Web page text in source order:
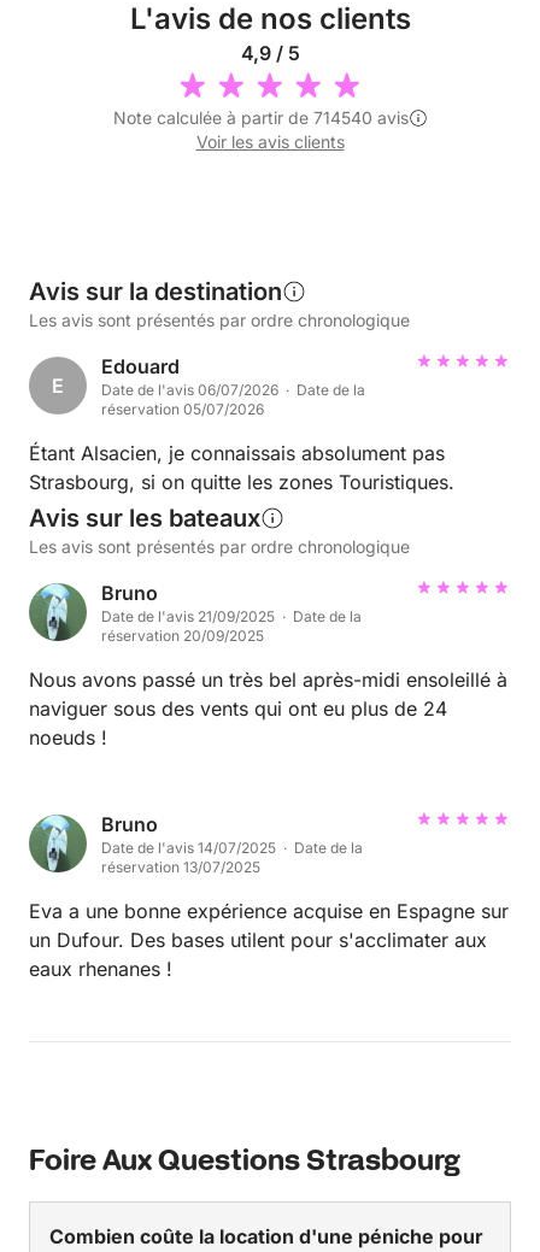
L'avis de nos clients
4,9 / 5
Note calculée à partir de 714540 avis
Voir les avis clients
Avis sur la destination
Les avis sont présentés par ordre chronologique
E
Edouard
Date de l'avis 06/07/2026 · Date de la
réservation 05/07/2026
Étant Alsacien, je connaissais absolument pas
Strasbourg, si on quitte les zones Touristiques.
Avis sur les bateaux
Les avis sont présentés par ordre chronologique
Bruno
Date de l'avis 21/09/2025 · Date de la
réservation 20/09/2025
Nous avons passé un très bel après-midi ensoleillé à
naviguer sous des vents qui ont eu plus de 24
noeuds !
Bruno
Date de l'avis 14/07/2025 · Date de la
réservation 13/07/2025
Eva a une bonne expérience acquise en Espagne sur
un Dufour. Des bases utilent pour s'acclimater aux
eaux rhenanes !
Foire Aux Questions Strasbourg
Combien coûte la location d'une péniche pour